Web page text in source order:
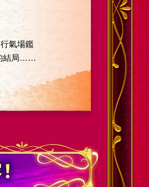
氣場鑑
結局……